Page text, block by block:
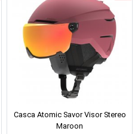
Casca Atomic Savor Visor Stereo
Maroon